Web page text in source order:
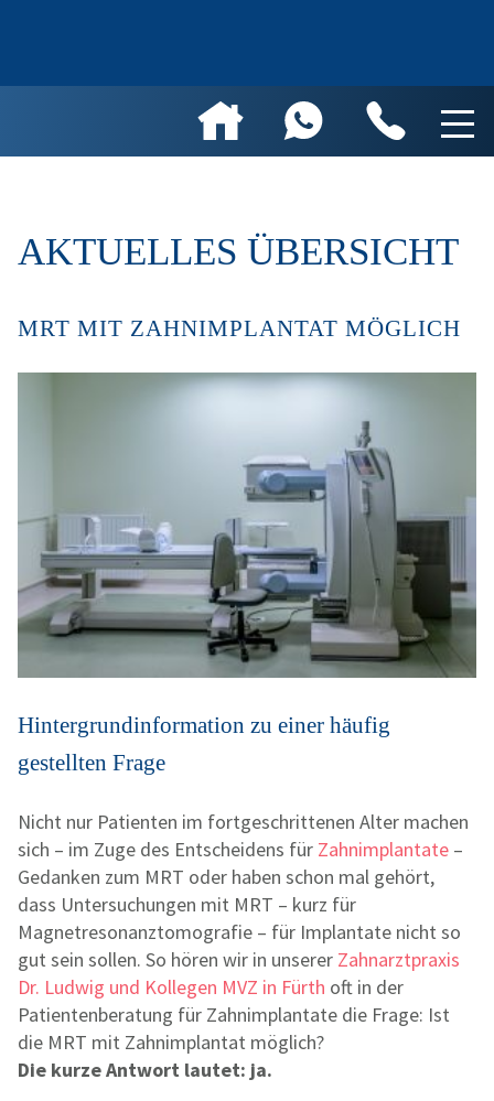
AKTUELLES ÜBERSICHT
MRT MIT ZAHNIMPLANTAT MÖGLICH
Hintergrundinformation zu einer häufig
gestellten Frage
Nicht nur Patienten im fortgeschrittenen Alter machen
sich – im Zuge des Entscheidens für Zahnimplantate –
Gedanken zum MRT oder haben schon mal gehört,
dass Untersuchungen mit MRT – kurz für
Magnetresonanztomografie – für Implantate nicht so
gut sein sollen. So hören wir in unserer Zahnarztpraxis
Dr. Ludwig und Kollegen MVZ in Fürth oft in der
Patientenberatung für Zahnimplantate die Frage: Ist
die MRT mit Zahnimplantat möglich?
Die kurze Antwort lautet: ja.